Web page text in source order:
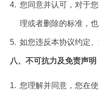
4. 您同意并认可，对于
理或者删除的标准，
5. 如您违反本协议约定
八、不可抗力及免责声明
1. 您理解并同意，您在